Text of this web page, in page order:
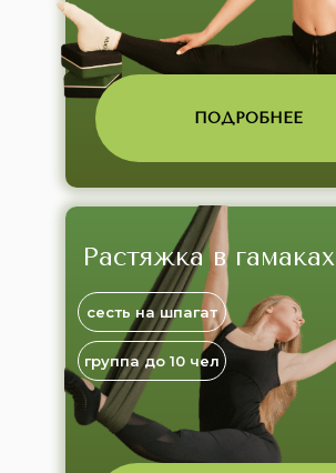
ПОДРОБНЕЕ
Растяжка в гамаках
сесть на шпагат
группа до 10 чел